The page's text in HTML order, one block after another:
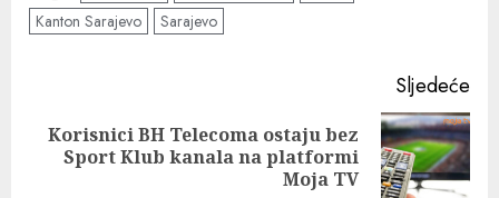
Kanton Sarajevo
Sarajevo
Sljedeće
Korisnici BH Telecoma ostaju bez
Sport Klub kanala na platformi
Moja TV